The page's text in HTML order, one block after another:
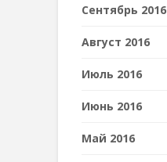
Сентябрь 2016
Август 2016
Июль 2016
Июнь 2016
Май 2016